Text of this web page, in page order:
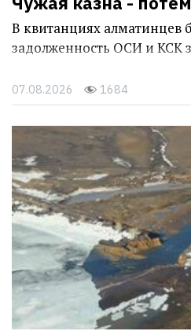
В квитанциях алматинцев
задолженность ОСИ и КСК
07.08.2026 1684